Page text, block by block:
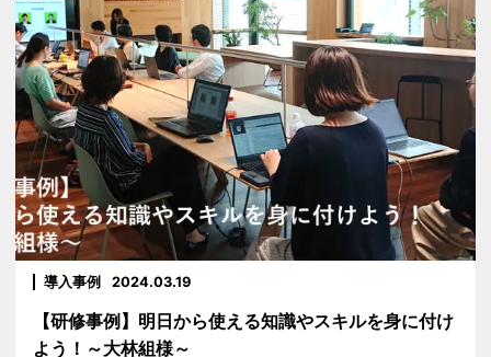
導入事例 2024.03.19
【研修事例】明日から使える知識やスキルを身に付け
よう！～大林組様～